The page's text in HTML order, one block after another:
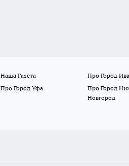
Наша Газета
Про Город
Про Город Уфа
Про Город
Новгород